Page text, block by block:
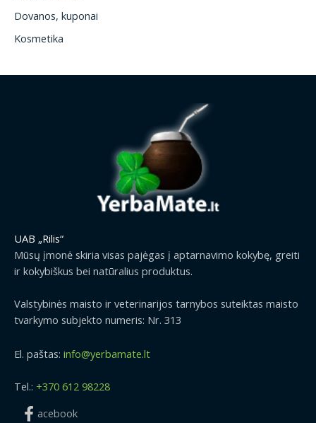
Dovanos, kuponai
Kosmetika
UAB „Rilis“
Mūsų įmonė skiria visas pajėgas į aptarnavimo kokybę, greiti
ir kokybiškus bei natūralius produktus.
Valstybinės maisto ir veterinarijos tarnybos suteiktas maisto
tvarkymo subjekto numeris: Nr. 313
El. paštas: info@yerbamate.lt
Tel.: +370 612 98228
acebook